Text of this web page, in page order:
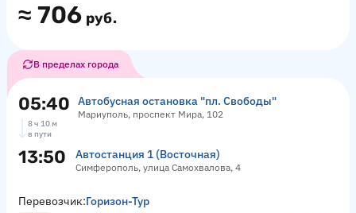
≈ 706 руб.
В пределах города
05:40 Автобусная остановка "пл. Свободы"
Мариуполь, проспект Мира, 102
8 ч 10 м
в пути
13:50 Автостанция 1 (Восточная)
Симферополь, улица Самохвалова, 4
Перевозчик:Горизон-Тур